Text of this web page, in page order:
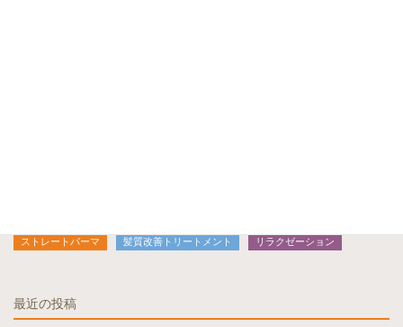
ストレートパーマ 髪質改善トリートメント リラクゼーション
最近の投稿